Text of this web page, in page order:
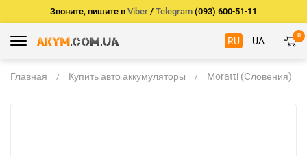
Звоните, пишите в Viber / Telegram (093) 600-51-11
RU UA 0
Главная Купить авто аккумуляторы Moratti (Словения)